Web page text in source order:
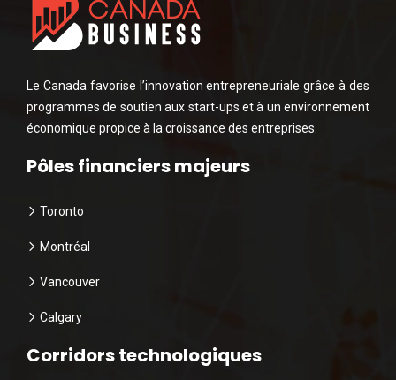
Le Canada favorise l’innovation entrepreneuriale grâce à des
programmes de soutien aux start-ups et à un environnement
économique propice à la croissance des entreprises.
Pôles financiers majeurs
Toronto
Montréal
Vancouver
Calgary
Corridors technologiques